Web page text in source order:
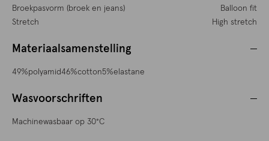
Broekpasvorm (broek en jeans)
Balloon fit
Stretch
High stretch
Materiaalsamenstelling
49%polyamid46%cotton5%elastane
Wasvoorschriften
Machinewasbaar op 30°C